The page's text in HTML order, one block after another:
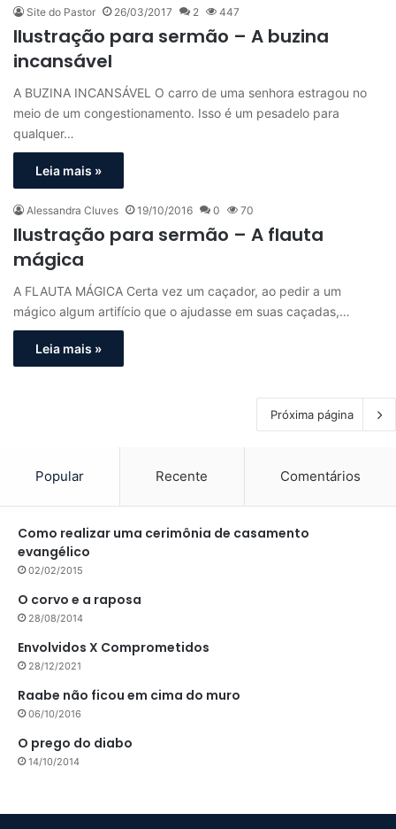
Site do Pastor 26/03/2017 2 447
Ilustração para sermão – A buzina
incansável
A BUZINA INCANSÁVEL O carro de uma senhora estragou no
meio de um congestionamento. Isso é um pesadelo para
qualquer…
Leia mais »
Alessandra Cluves 19/10/2016 0 70
Ilustração para sermão – A flauta
mágica
A FLAUTA MÁGICA Certa vez um caçador, ao pedir a um
mágico algum artifício que o ajudasse em suas caçadas,…
Leia mais »
Próxima página
Popular Recente Comentários
Como realizar uma cerimônia de casamento
evangélico
02/02/2015
O corvo e a raposa
28/08/2014
Envolvidos X Comprometidos
28/12/2021
Raabe não ficou em cima do muro
06/10/2016
O prego do diabo
14/10/2014